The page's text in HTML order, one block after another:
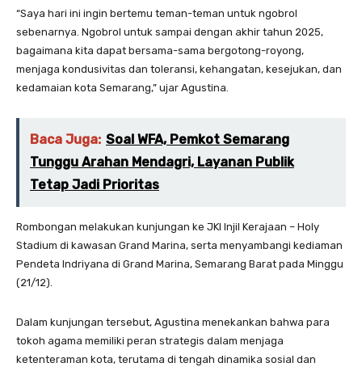
“Saya hari ini ingin bertemu teman-teman untuk ngobrol
sebenarnya. Ngobrol untuk sampai dengan akhir tahun 2025,
bagaimana kita dapat bersama-sama bergotong-royong,
menjaga kondusivitas dan toleransi, kehangatan, kesejukan, dan
kedamaian kota Semarang,” ujar Agustina.
Baca Juga: Soal WFA, Pemkot Semarang
Tunggu Arahan Mendagri, Layanan Publik
Tetap Jadi Prioritas
Rombongan melakukan kunjungan ke JKI Injil Kerajaan – Holy
Stadium di kawasan Grand Marina, serta menyambangi kediaman
Pendeta Indriyana di Grand Marina, Semarang Barat pada Minggu
(21/12).
Dalam kunjungan tersebut, Agustina menekankan bahwa para
tokoh agama memiliki peran strategis dalam menjaga
ketenteraman kota, terutama di tengah dinamika sosial dan